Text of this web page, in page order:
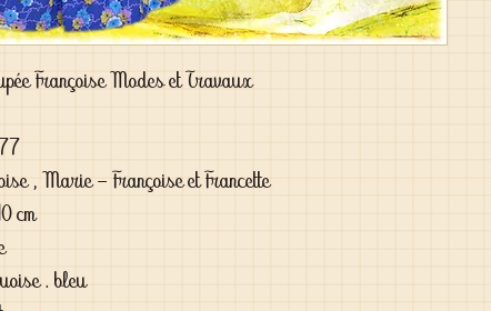
Françoise Modes et Travaux
, Marie - Françoise et Francette
cm
. bleu